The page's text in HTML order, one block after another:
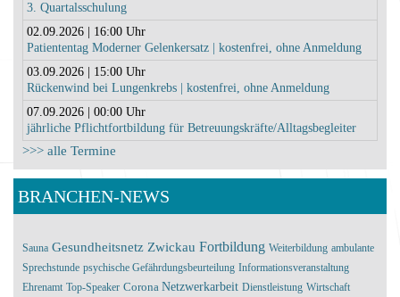
3. Quartalsschulung
02.09.2026 | 16:00 Uhr
Patiententag Moderner Gelenkersatz | kostenfrei, ohne Anmeldung
03.09.2026 | 15:00 Uhr
Rückenwind bei Lungenkrebs | kostenfrei, ohne Anmeldung
07.09.2026 | 00:00 Uhr
jährliche Pflichtfortbildung für Betreuungskräfte/Alltagsbegleiter
>>> alle Termine
BRANCHEN-NEWS
Sauna Gesundheitsnetz Zwickau Fortbildung Weiterbildung ambulante
Sprechstunde psychische Gefährdungsbeurteilung Informationsveranstaltung
Ehrenamt Top-Speaker Corona Netzwerkarbeit Dienstleistung Wirtschaft